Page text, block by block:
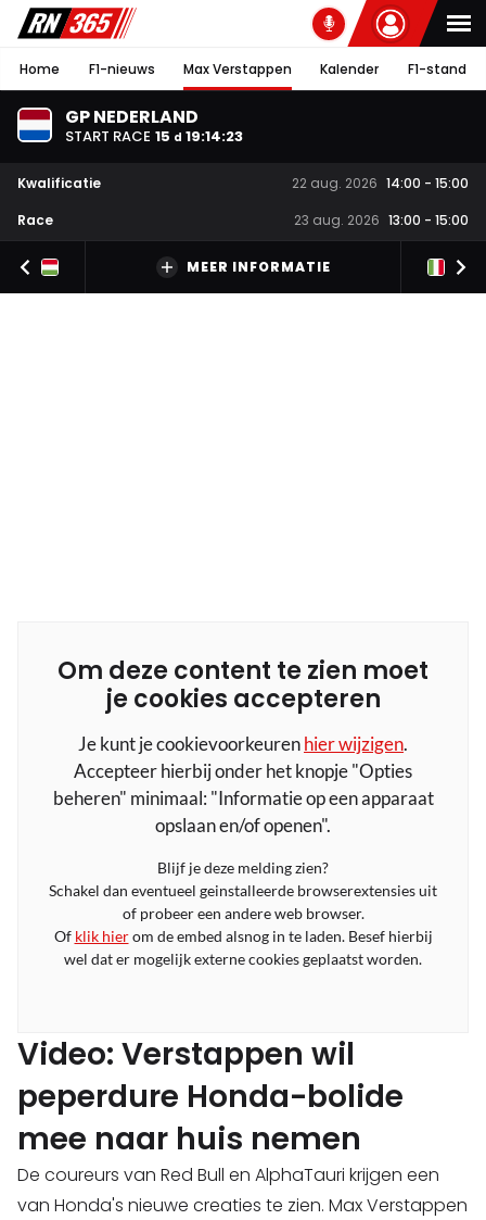
Home F1-nieuws Max Verstappen Kalender F1-stand
GP NEDERLAND
START RACE 15 d 19:14:22
Kwalificatie 22 aug. 2026 14:00 - 15:00
Race
23 aug. 2026 13:00 - 15:00
MEER INFORMATIE
Om deze content te zien moet
je cookies accepteren
Je kunt je cookievoorkeurenhier wijzigen.
Accepteer hierbij onder het knopje "Opties
beheren" minimaal: "Informatie op een apparaat
opslaan en/of openen".
Blijf je deze melding zien?
Schakel dan eventueel geinstalleerde browserextensies uit
of probeer een andere web browser.
Of klik hierom de embed alsnog in te laden. Besef hierbij
wel dat er mogelijk externe cookies geplaatst worden.
Video: Verstappen wil
peperdure Honda-bolide
mee naar huis nemen
De coureurs van Red Bull en AlphaTauri krijgen een
van Honda's nieuwe creaties te zien. Max Verstappen